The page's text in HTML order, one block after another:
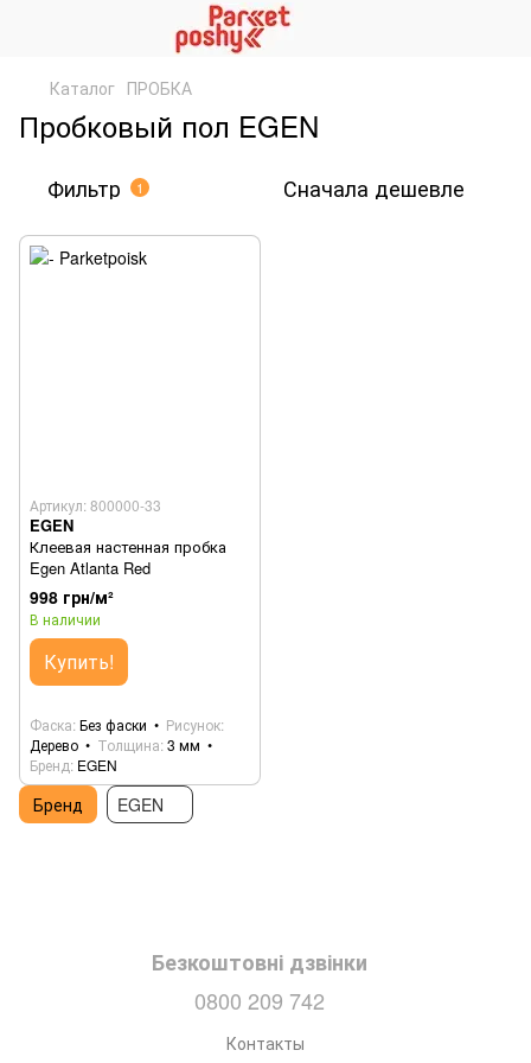
Каталог ПРОБКА
Пробковый пол EGEN
Фильтр 1 Сначала дешевле
Артикул: 800000-33
EGEN
Клеевая настенная пробка
Egen Atlanta Red
998 грн/м²
В наличии
Купить!
Фаска Без фаски
Рисунок
Дерево
Толщина 3 мм
Бренд EGEN
Бренд EGEN
Безкоштовні дзвінки
0800 209 742
Контакты